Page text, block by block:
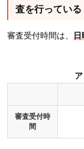
査を行っている
審査受付時間は、
審査受付時
間